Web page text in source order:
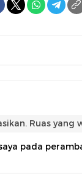
Ruas yang
pada